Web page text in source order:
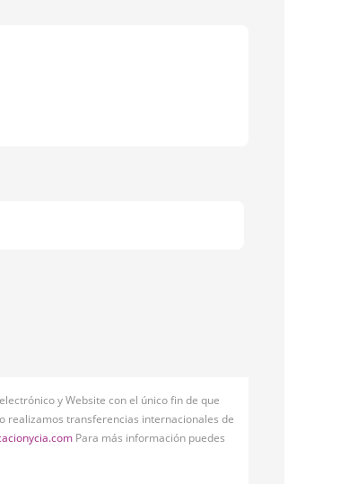
y Website con el único fin de que
realizamos transferencias internacionales de
Para más información puedes